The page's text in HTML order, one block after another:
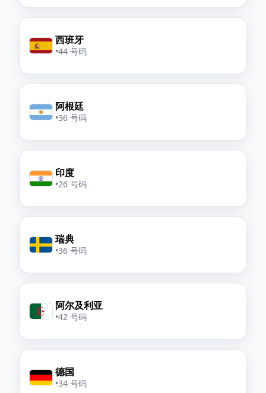
西班牙
•44 号码
阿根廷
•36 号码
印度
•26 号码
瑞典
•36 号码
阿尔及利亚
•42 号码
德国
•34 号码